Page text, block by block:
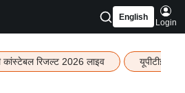
English
Login
कांस्टेबल रिजल्ट 2026 लाइव यूपीटीईटी